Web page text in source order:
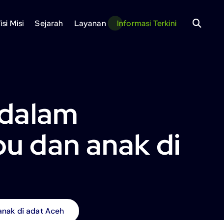
Misi Sejarah Layanan Informasi Terkini
dan anak di
di adat Aceh